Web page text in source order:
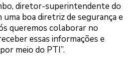
diretor-superintendente do
boa diretriz de segurança e
queremos colaborar no
essas informações e
meio do PTI”.